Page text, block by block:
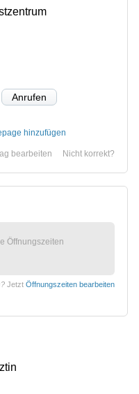
Anrufen
hinzufügen
Nicht korrekt?
bearbeiten
Öffnungszeiten
Jetzt Öffnungszeiten bearbeiten